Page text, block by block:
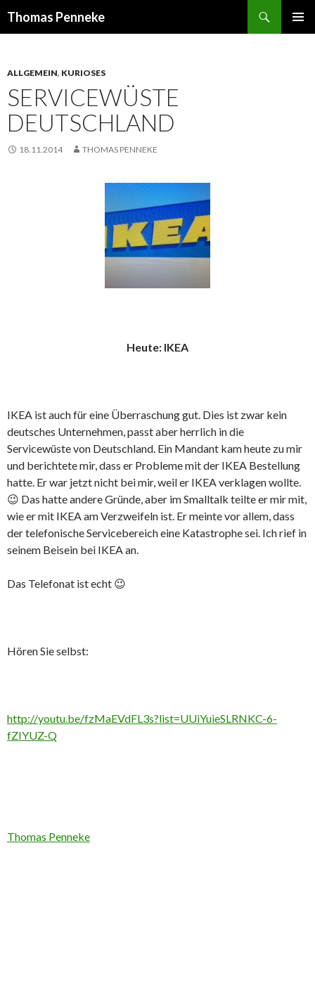
Thomas Penneke
ALLGEMEIN, KURIOSES
SERVICEWÜSTE
DEUTSCHLAND
18.11.2014 THOMAS PENNEKE
Heute: IKEA
IKEA ist auch für eine Überraschung gut. Dies ist zwar kein
deutsches Unternehmen, passt aber herrlich in die
Servicewüste von Deutschland. Ein Mandant kam heute zu mir
und berichtete mir, dass er Probleme mit der IKEA Bestellung
hatte. Er war jetzt nicht bei mir, weil er IKEA verklagen wollte.
😉 Das hatte andere Gründe, aber im Smalltalk teilte er mir mit,
wie er mit IKEA am Verzweifeln ist. Er meinte vor allem, dass
der telefonische Servicebereich eine Katastrophe sei. Ich rief in
seinem Beisein bei IKEA an.
Das Telefonat ist echt 😉
Hören Sie selbst:
http://youtu.be/fzMaEVdFL3s?list=UUiYuieSLRNKC-6-
fZIYUZ-Q
Thomas Penneke